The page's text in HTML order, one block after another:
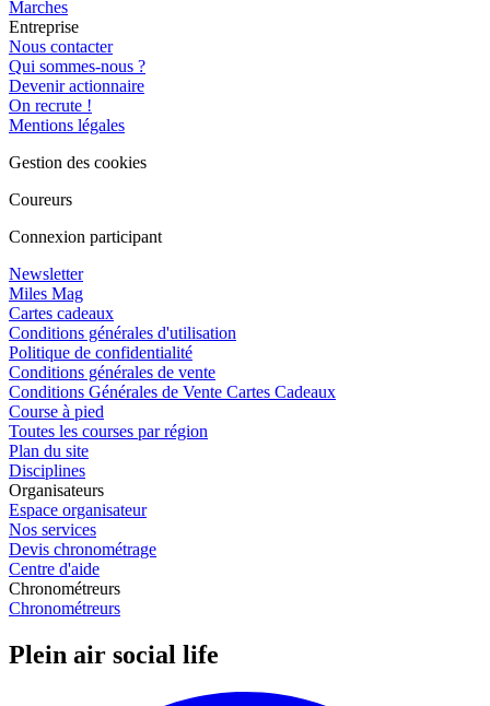
Marches
Entreprise
Nous contacter
Qui sommes-nous ?
Devenir actionnaire
On recrute !
Mentions légales
Gestion des cookies
Coureurs
Connexion participant
Newsletter
Miles Mag
Cartes cadeaux
Conditions générales d'utilisation
Politique de confidentialité
Conditions générales de vente
Conditions Générales de Vente Cartes Cadeaux
Course à pied
Toutes les courses par région
Plan du site
Disciplines
Organisateurs
Espace organisateur
Nos services
Devis chronométrage
Centre d'aide
Chronométreurs
Chronométreurs
Plein air social life